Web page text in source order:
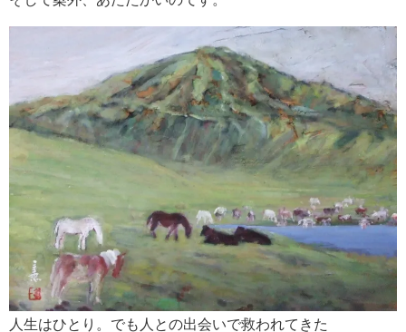
人生はひとり。でも人との出会いで救われてきた